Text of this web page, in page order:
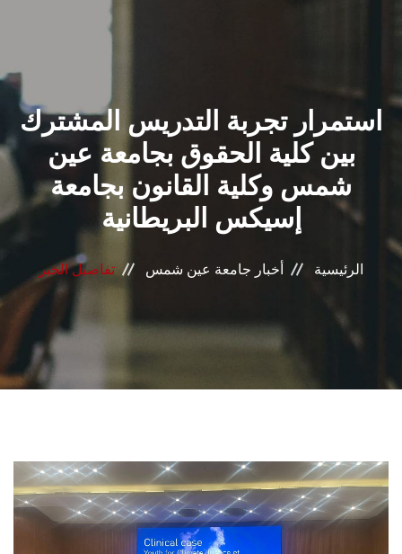
القطاعـات
الشئون الأكاديمية
البحث العلمي
الرعاية الصحية
المراكز والوحدات
الأنظمة الذكية
الإعلام
الطلاب
هيئة التدريس
استمرار تجربة التدريس المشترك
بين كلية الحقوق بجامعة عين
شمس وكلية القانون بجامعة
إسيكس البريطانية
الرئيسية أخبار جامعة عين شمس تفاصيل الخبر